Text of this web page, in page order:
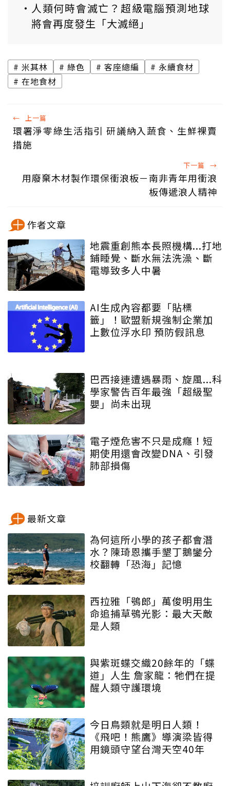
人類何時會滅亡？超級電腦預測地球
將會再度發生「大滅絕」
米其林 綠色 客座總編
永續食材
在地食材
← 上一篇
環署淨零綠生活指引 研議納入蔬食、生鮮裸賣
措施
下一篇 →
用廢棄木材製作環保衝浪板－南非青年用衝浪
板傳遞浪人精神
作者文章
地震重創熊本長照機構...打地
鋪睡覺、斷水無法洗澡、斷
電導致多人中暑
AI生成內容都要「貼標
籤」！歐盟新規強制企業加
上數位浮水印 預防假訊息
巴西接連遭遇暴雨、旋風...科
學家警告百年最強「超級聖
嬰」尚未出現
電子煙危害不只是成癮！短
期使用還會改變DNA、引發
肺部損傷
最新文章
為何這所小學的孩子都會潛
水？陳琦恩攜手墾丁鵝鑾分
校翻轉「恐海」記憶
西拉雅「鴞郎」萬俊明用生
命追捕草鴞光影：最大天敵
是人類
與紫斑蝶交織20餘年的「蝶
道」人生 詹家龍：牠們在提
醒人類守護環境
今日鳥類就是明日人類！
《飛吧！熊鷹》導演梁皆得
用鏡頭守望台灣天空40年